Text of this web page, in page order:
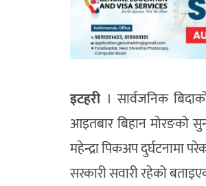
इटहरी । सार्वजनिक
आइतबार बिहान मोरङको
महेन्द्रा पिकअप दुर्घटनामा
सरकारी सवारी रहेको